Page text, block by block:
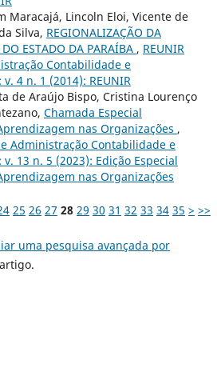
Maracajá, Lincoln Eloi, Vicente de
Silva, REGIONALIZAÇÃO DA
ESTADO DA PARAÍBA , REUNIR
Contabilidade e
4 n. 1 (2014): REUNIR
de Araújo Bispo, Cristina Lourenço
Chamada Especial
nas Organizações ,
Administração Contabilidade e
13 n. 5 (2023): Edição Especial
nas Organizações
25 26 27 28 29 30 31 32 33 34 35 > >>
uma pesquisa avançada por